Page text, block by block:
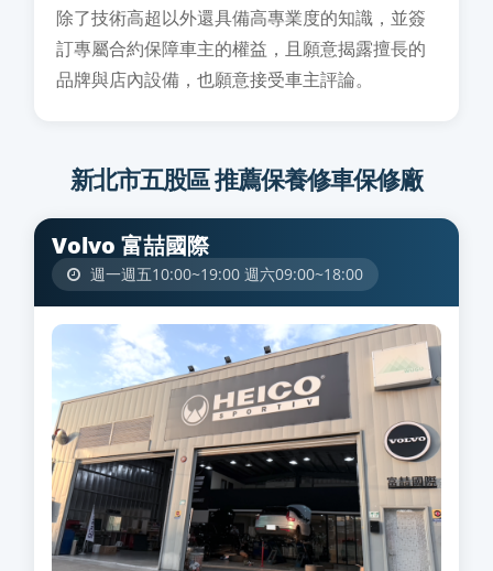
除了技術高超以外還具備高專業度的知識，並簽
訂專屬合約保障車主的權益，且願意揭露擅長的
品牌與店內設備，也願意接受車主評論。
新北市五股區 推薦保養修車保修廠
Volvo 富喆國際
週一週五10:00~19:00 週六09:00~18:00